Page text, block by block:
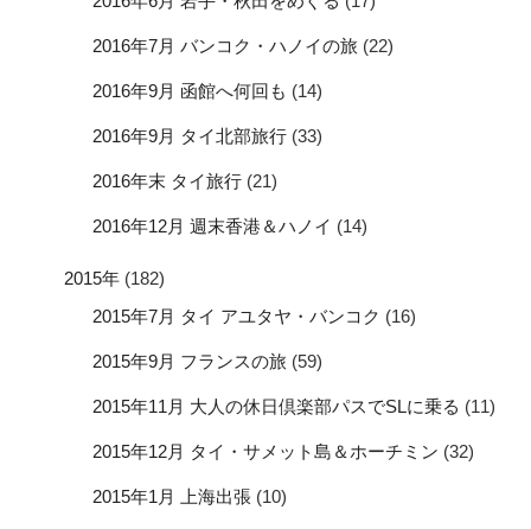
2016年7月 バンコク・ハノイの旅 (22)
2016年9月 函館へ何回も (14)
2016年9月 タイ北部旅行 (33)
2016年末 タイ旅行 (21)
2016年12月 週末香港＆ハノイ (14)
2015年 (182)
2015年7月 タイ アユタヤ・バンコク (16)
2015年9月 フランスの旅 (59)
2015年11月 大人の休日倶楽部パスでSLに乗る (11)
2015年12月 タイ・サメット島＆ホーチミン (32)
2015年1月 上海出張 (10)